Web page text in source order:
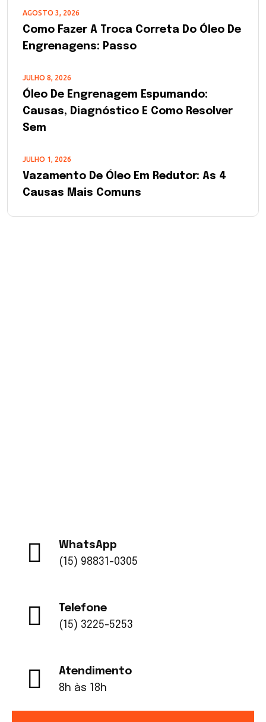
AGOSTO 3, 2026
Como Fazer A Troca Correta Do Óleo De
Engrenagens: Passo
JULHO 8, 2026
Óleo De Engrenagem Espumando:
Causas, Diagnóstico E Como Resolver
Sem
JULHO 1, 2026
Vazamento De Óleo Em Redutor: As 4
Causas Mais Comuns
WhatsApp
(15) 98831-0305
Telefone
(15) 3225-5253
Atendimento
8h às 18h